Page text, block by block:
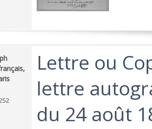
‎Lettre ou
lettre
du 24 août